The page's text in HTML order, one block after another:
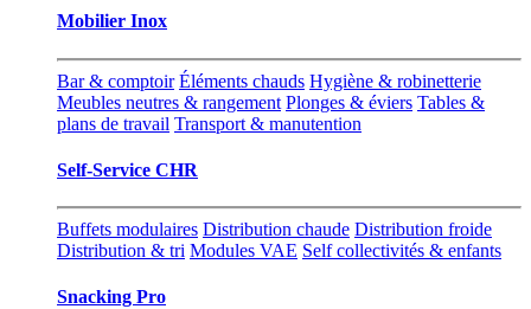
Mobilier Inox
Bar & comptoir Éléments chauds Hygiène & robinetterie
Meubles neutres & rangement Plonges & éviers Tables &
plans de travail Transport & manutention
Self-Service CHR
Buffets modulaires Distribution chaude Distribution froide
Distribution & tri Modules VAE Self collectivités & enfants
Snacking Pro